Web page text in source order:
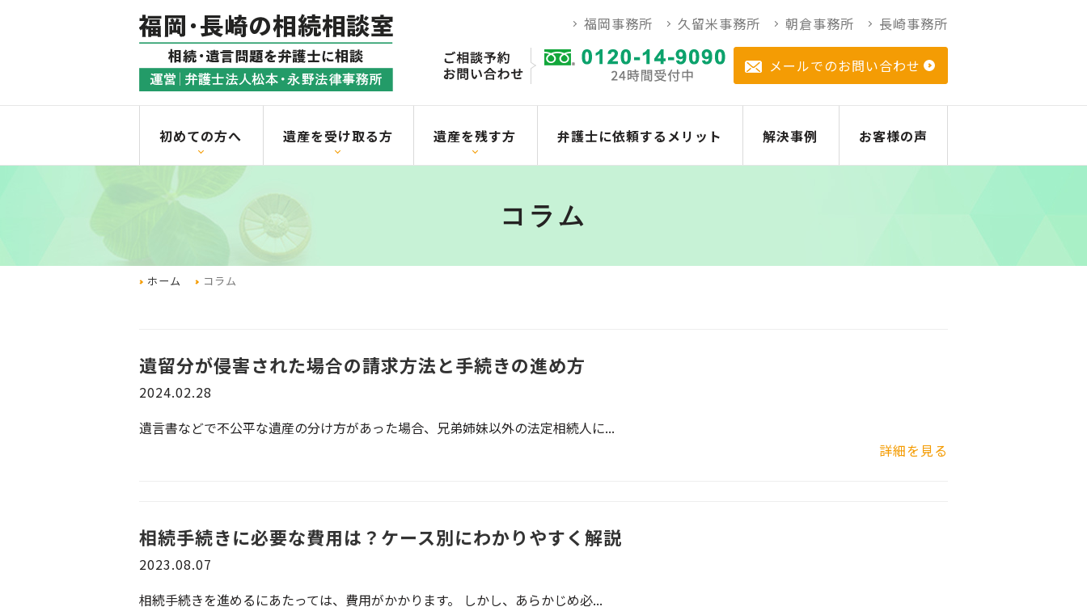
福岡事務所 久留米事務所 朝倉事務所 長崎事務所
メールでのお問い合わせ
初めての方へ 遺産を受け取る方 遺産を残す方 弁護士に依頼するメリット 解決事例 お客様の声
コラム
ホーム コラム
遺留分が侵害された場合の請求方法と手続きの進め方
2024.02.28
遺言書などで不公平な遺産の分け方があった場合、兄弟姉妹以外の法定相続人に...
詳細を見る
相続手続きに必要な費用は？ケース別にわかりやすく解説
2023.08.07
相続手続きを進めるにあたっては、費用がかかります。 しかし、あらかじめ必...